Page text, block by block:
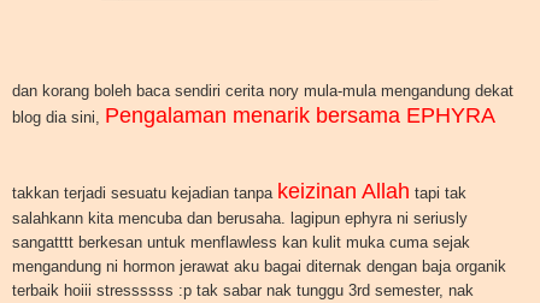
dan korang boleh baca sendiri cerita nory mula-mula mengandung dekat
blog dia sini, Pengalaman menarik bersama EPHYRA
takkan terjadi sesuatu kejadian tanpa keizinan Allah tapi tak
salahkann kita mencuba dan berusaha. lagipun ephyra ni seriusly
sangatttt berkesan untuk menflawless kan kulit muka cuma sejak
mengandung ni hormon jerawat aku bagai diternak dengan baja organik
terbaik hoiii stressssss :p tak sabar nak tunggu 3rd semester, nak